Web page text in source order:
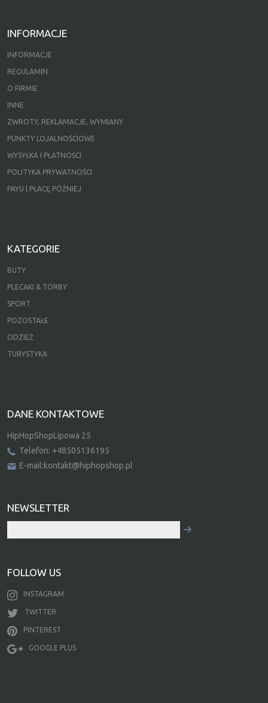
INFORMACJE
INFORMACJE
REGULAMIN
O FIRMIE
INNE
ZWROTY, REKLAMACJE, WYMIANY
PUNKTY LOJALNOŚCIOWE
WYSYŁKA I PŁATNOŚCI
POLITYKA PRYWATNOŚCI
PAYU | PŁACĘ PÓŹNIEJ
KATEGORIE
BUTY
PLECAKI & TORBY
SPORT
POZOSTAŁE
ODZIEŻ
TURYSTYKA
DANE KONTAKTOWE
HipHopShopLipowa 25
Telefon: +48505136195
E-mail:kontakt@hiphopshop.pl
NEWSLETTER
FOLLOW US
INSTAGRAM
TWITTER
PINTEREST
GOOGLE PLUS